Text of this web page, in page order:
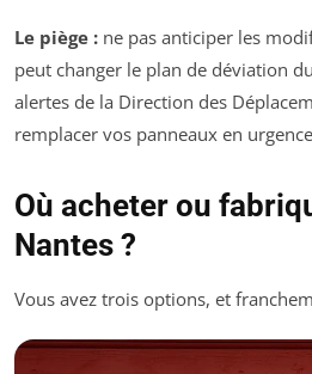
Le piège : ne pas anticiper les
peut changer le plan de déviation
alertes de la Direction des
remplacer vos panneaux en
Où acheter ou
Nantes ?
Vous avez trois options, et